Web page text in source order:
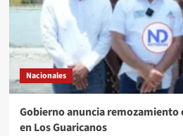
Nacionales
Gobierno anuncia remozamiento
en Los Guaricanos